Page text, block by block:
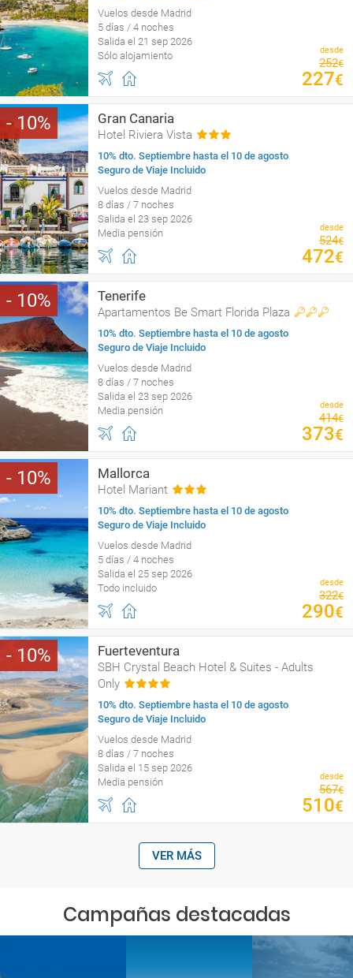
Vuelos desde Madrid
5 días / 4 noches
Salida el 21 sep 2026
Sólo alojamiento
desde
252€
227€
10 Gran Canaria
Hotel Riviera Vista
10% dto. Septiembre hasta el 10 de agosto
Seguro de Viaje Incluido
Vuelos desde Madrid
8 días / 7 noches
Salida el 23 sep 2026
Media pensión
desde
524€
472€
10 Tenerife
Apartamentos Be Smart Florida Plaza
10% dto. Septiembre hasta el 10 de agosto
Seguro de Viaje Incluido
Vuelos desde Madrid
8 días / 7 noches
Salida el 23 sep 2026
Media pensión
desde
414€
373€
10 Mallorca
Hotel Mariant
10% dto. Septiembre hasta el 10 de agosto
Seguro de Viaje Incluido
Vuelos desde Madrid
5 días / 4 noches
Salida el 25 sep 2026
Todo incluido
desde
322€
290€
10 Fuerteventura
SBH Crystal Beach Hotel & Suites - Adults
Only
10% dto. Septiembre hasta el 10 de agosto
Seguro de Viaje Incluido
Vuelos desde Madrid
8 días / 7 noches
Salida el 15 sep 2026
Media pensión
desde
567€
510€
VER MÁS
Campañas destacadas